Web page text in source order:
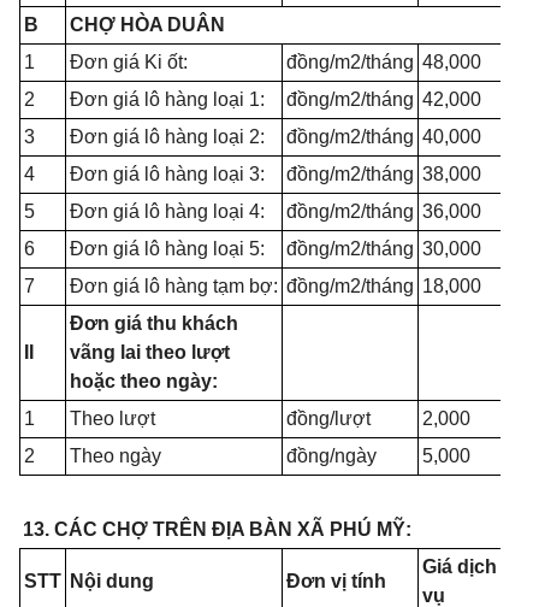
B
CHỢ HÒA DUÂN
1
Đơn giá Ki ốt: đồng/m2/tháng 48,000
2
Đơn giá lô hàng loại 1: đồng/m2/tháng 42,000
3
Đơn giá lô hàng loại 2: đồng/m2/tháng 40,000
4
Đơn giá lô hàng loại 3: đồng/m2/tháng 38,000
5
Đơn giá lô hàng loại 4: đồng/m2/tháng 36,000
6
Đơn giá lô hàng loại 5: đồng/m2/tháng 30,000
7
Đơn giá lô hàng tạm bợ: đồng/m2/tháng 18,000
Đơn giá thu khách
vãng lai theo lượt
hoặc theo ngày:
1
Theo lượt đồng/lượt
2,000
2
Theo ngày đồng/ngày 5,000
13. CÁC CHỢ TRÊN ĐỊA BÀN XÃ PHÚ MỸ:
STT Nội dung Đơn vị tính
Giá dịch
vụ